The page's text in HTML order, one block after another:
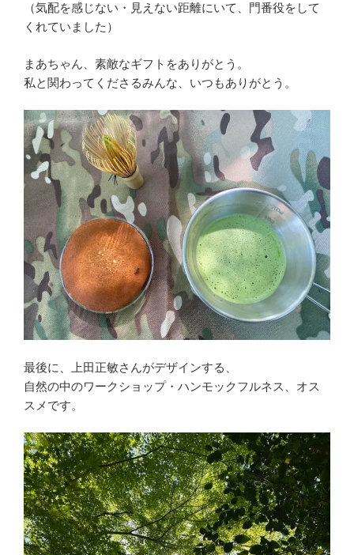
（気配を感じない・見えない距離にいて、門番役をして
くれていました）
まあちゃん、素敵なギフトをありがとう。
私と関わってくださるみんな、いつもありがとう。
最後に、上田正敏さんがデザインする、
自然の中のワークショップ・ハンモックフルネス、オス
スメです。